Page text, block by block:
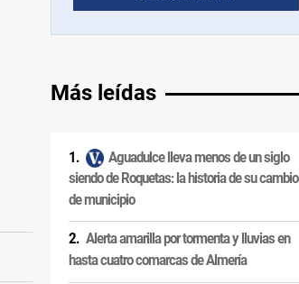
Más leídas
Aguadulce lleva menos de un siglo
siendo de Roquetas: la historia de su cambio
de municipio
Alerta amarilla por tormenta y lluvias en
hasta cuatro comarcas de Almería